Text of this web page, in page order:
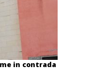
in contrada